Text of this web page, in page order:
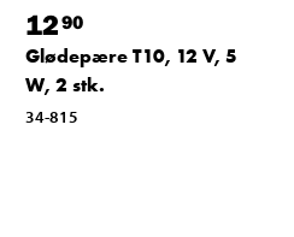
1290
Glødepære T10, 12 V, 5
W, 2 stk.
34-815